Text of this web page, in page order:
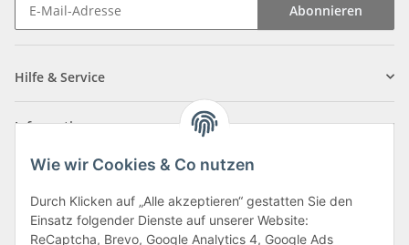
Wie wir Cookies & Co nutzen
Durch Klicken auf „Alle akzeptieren“ gestatten Sie den
Einsatz folgender Dienste auf unserer Website:
ReCaptcha, Brevo, Google Analytics 4, Google Ads
Abonnieren
Hilfe & Service
Informationen
Zahlungsarten